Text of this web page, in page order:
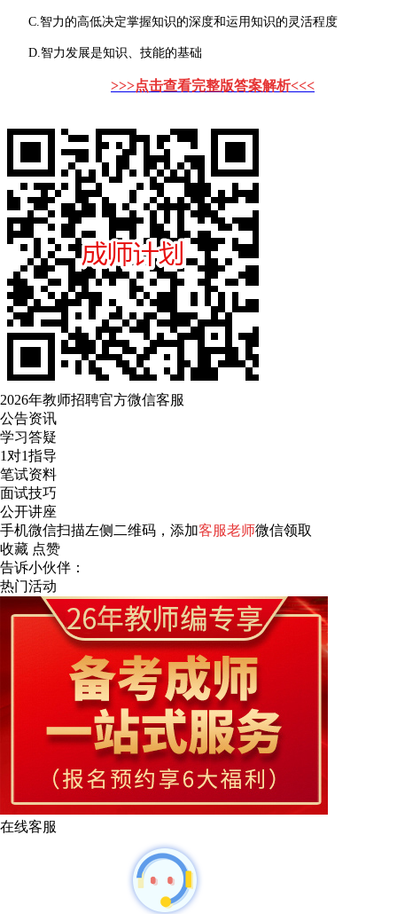
C.智力的高低决定掌握知识的深度和运用知识的灵活程度
D.智力发展是知识、技能的基础
>>>点击查看完整版答案解析<<<
2026年教师招聘官方微信客服
公告资讯
学习答疑
1对1指导
笔试资料
面试技巧
公开讲座
手机微信扫描左侧二维码，添加客服老师微信领取
收藏 点赞
告诉小伙伴：
热门活动
在线客服